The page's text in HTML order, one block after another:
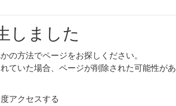
しました
の方法でページをお探しください。
ていた場合、ページが削除された可能性があ
アクセスする